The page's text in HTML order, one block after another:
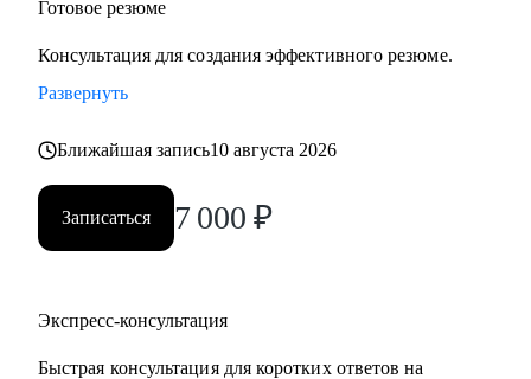
Готовое резюме
Консультация для создания эффективного резюме.
Развернуть
Ближайшая запись10 августа 2026
Записаться 7 000 ₽
Экспресс-консультация
Быстрая консультация для коротких ответов на